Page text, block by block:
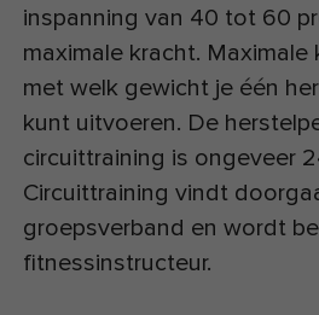
inspanning van 40 tot 60
maximale kracht.
met welk gewicht je één
kunt uitvoeren. De
circuittraining is ongeveer
Circuittraining vindt
groepsverband en wordt
fitnessinstructeur.